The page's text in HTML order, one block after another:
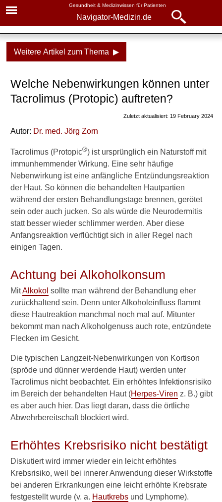
Gesundheit & Medizinwissen für Patienten
Navigator-Medizin.de
Weitere Artikel zum Thema ▶
Welche Nebenwirkungen können unter
Tacrolimus (Protopic) auftreten?
Zuletzt aktualisiert: 19 February 2024
Autor: Dr. med. Jörg Zorn
Tacrolimus (Protopic®) ist ursprünglich ein Naturstoff mit
immunhemmender Wirkung. Eine sehr häufige
Nebenwirkung ist eine anfängliche Entzündungsreaktion
der Haut. So können die behandelten Hautpartien
während der ersten Behandlungstage brennen, gerötet
sein oder auch jucken. So als würde die Neurodermitis
statt besser wieder schlimmer werden. Aber diese
Anfangsreaktion verflüchtigt sich in aller Regel nach
einigen Tagen.
Achtung bei Alkoholkonsum
MitAlkokol sollte man während der Behandlung eher
zurückhaltend sein. Denn unter Alkoholeinfluss flammt
diese Hautreaktion manchmal noch mal auf. Mitunter
bekommt man nach Alkoholgenuss auch rote, entzündete
Flecken im Gesicht.
Die typischen Langzeit-Nebenwirkungen von Kortison
(spröde und dünner werdende Haut) werden unter
Tacrolimus nicht beobachtet. Ein erhöhtes Infektionsrisiko
im Bereich der behandelten Haut (Herpes-Viren z. B.) gibt
es aber auch hier. Das liegt daran, dass die örtliche
Abwehrbereitschaft blockiert wird.
Erhöhtes Krebsrisiko nicht bestätigt
Diskutiert wird immer wieder ein leicht erhöhtes
Krebsrisiko, weil bei innerer Anwendung dieser Wirkstoffe
bei anderen Erkrankungen eine leicht erhöhte Krebsrate
festgestellt wurde (v. a. Hautkrebs und Lymphome).
Navigator-Medizin.de
► Krankheiten
► Diagnostik & Laborwerte
► Therapieverfahren
► Medikamente
► Gesundheitsthemen
Navigator-
Medizin.de
▾
Tacrolimus
Anwendung bei Kindern
Wissenswertes
Tacrolimus oder
Pimecrolimus?
Verwandte Beiträge
A
u
e
c
h
e
W
e
s
w
i
r
k
t
c
o
l
i
m